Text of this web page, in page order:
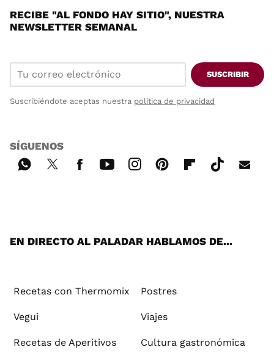
RECIBE "AL FONDO HAY SITIO", NUESTRA
NEWSLETTER SEMANAL
SUSCRIBIR
Suscribiéndote aceptas nuestra política de privacidad
SÍGUENOS
EN DIRECTO AL PALADAR HABLAMOS DE...
Recetas con Thermomix Postres
Vegui Viajes
Recetas de Aperitivos Cultura gastronómica